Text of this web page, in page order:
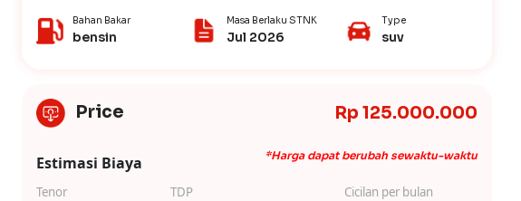
Bahan Bakar
bensin
Masa Berlaku STNK
Jul 2026
Type
suv
Price Rp 125.000.000
Estimasi Biaya *Harga dapat berubah sewaktu-waktu
Tenor TDP Cicilan per bulan